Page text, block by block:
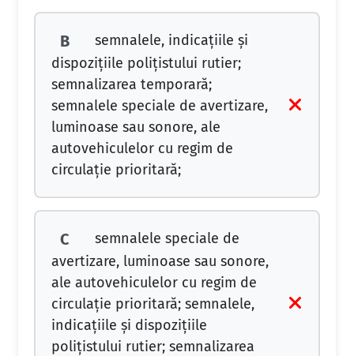
B
semnalele, indicaţiile şi
dispoziţiile poliţistului rutier;
semnalizarea temporară;
semnalele speciale de avertizare,
luminoase sau sonore, ale
autovehiculelor cu regim de
circulaţie prioritară;
C
semnalele speciale de
avertizare, luminoase sau sonore,
ale autovehiculelor cu regim de
circulaţie prioritară; semnalele,
indicaţiile şi dispoziţiile
poliţistului rutier; semnalizarea